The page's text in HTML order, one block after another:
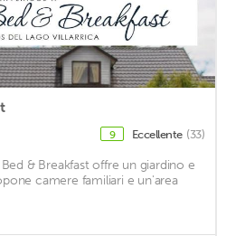
9 Eccellente (33)
& Breakfast offre un giardino e
camere familiari e un'area